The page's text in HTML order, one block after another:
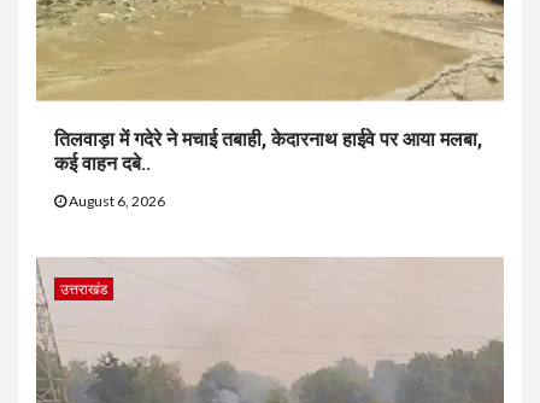
तिलवाड़ा में गदेरे ने मचाई तबाही, केदारनाथ हाईवे पर आया मलबा,
कई वाहन दबे..
August 6, 2026
उत्तराखंड